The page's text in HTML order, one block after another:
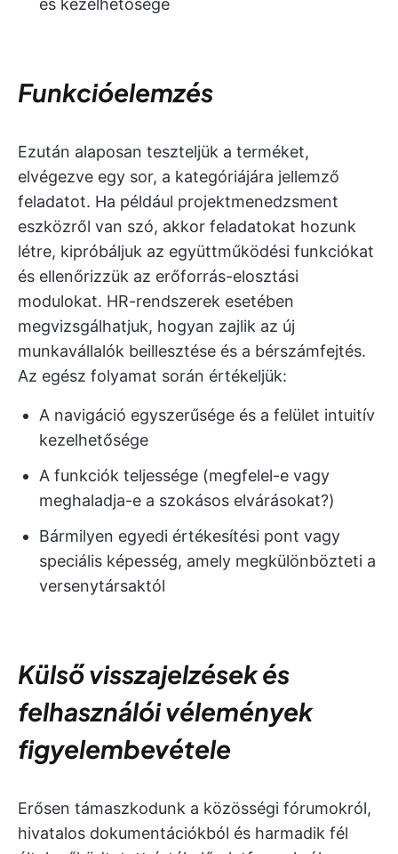
és kezelhetősége
Funkcióelemzés
Ezután alaposan teszteljük a terméket,
elvégezve egy sor, a kategóriájára jellemző
feladatot. Ha például projektmenedzsment
eszközről van szó, akkor feladatokat hozunk
létre, kipróbáljuk az együttműködési funkciókat
és ellenőrizzük az erőforrás-elosztási
modulokat. HR-rendszerek esetében
megvizsgálhatjuk, hogyan zajlik az új
munkavállalók beillesztése és a bérszámfejtés.
Az egész folyamat során értékeljük:
A navigáció egyszerűsége és a felület intuitív
kezelhetősége
A funkciók teljessége (megfelel-e vagy
meghaladja-e a szokásos elvárásokat?)
Bármilyen egyedi értékesítési pont vagy
speciális képesség, amely megkülönbözteti a
versenytársaktól
Külső visszajelzések és
felhasználói vélemények
figyelembevétele
Erősen támaszkodunk a közösségi fórumokról,
hivatalos dokumentációkból és harmadik fél